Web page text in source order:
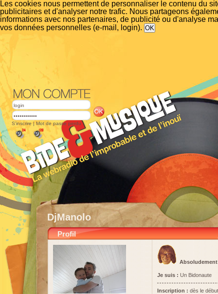
Les cookies nous permettent de personnaliser le contenu du
publicitaires et d'analyser notre trafic. Nous partageons
informations avec nos partenaires, de publicité ou d'analyse
vos données personnelles (e-mail, login).
S'inscrire | Mot de passe perdu
DjManolo
Profil
Je suis : Un Bidonaute
Inscription : dès le début